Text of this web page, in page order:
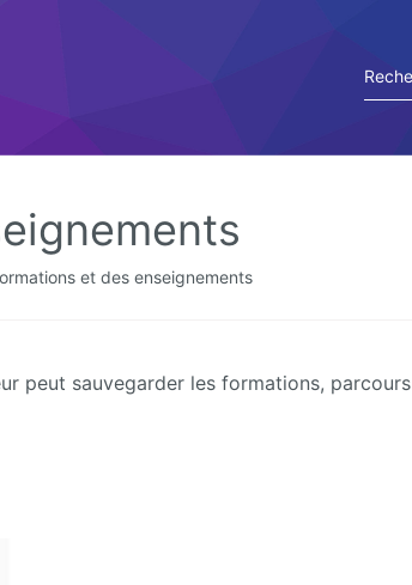
et des enseignements
peut sauvegarder les formations, parcours